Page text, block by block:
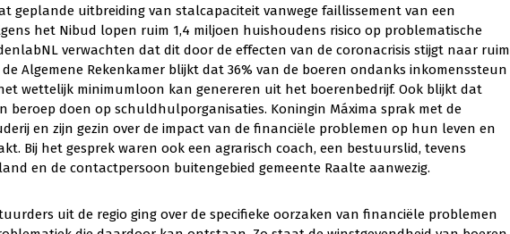
geplande uitbreiding van stalcapaciteit vanwege faillissement van een
het Nibud lopen ruim 1,4 miljoen huishoudens risico op problematische
verwachten dat dit door de effecten van de coronacrisis stijgt naar ruim
Algemene Rekenkamer blijkt dat 36% van de boeren ondanks inkomenssteun
wettelijk minimumloon kan genereren uit het boerenbedrijf. Ook blijkt dat
beroep doen op schuldhulporganisaties. Koningin Máxima sprak met de
en zijn gezin over de impact van de financiële problemen op hun leven en
Bij het gesprek waren ook een agrarisch coach, een bestuurslid, tevens
en de contactpersoon buitengebied gemeente Raalte aanwezig.
uit de regio ging over de specifieke oorzaken van financiële problemen